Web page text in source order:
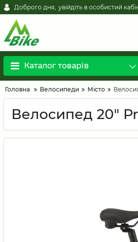
Доброго дня, увійдіть в особистий
Каталог товарів
Головна Велосипеди Місто
Велосипед 20"